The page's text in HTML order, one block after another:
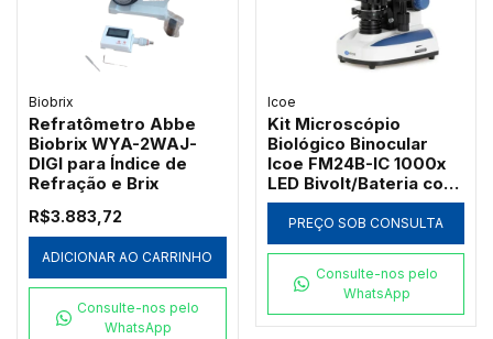
Biobrix
Refratômetro Abbe
Biobrix WYA-2WAJ-
DIGI para Índice de
Refração e Brix
R$3.883,72
ADICIONAR AO CARRINHO
Consulte-nos pelo
WhatsApp
Icoe
Kit Microscópio
Biológico Binocular
Icoe FM24B-IC 1000x
LED Bivolt/Bateria com
Ótica Acromática
PREÇO SOB CONSULTA
Consulte-nos pelo
WhatsApp